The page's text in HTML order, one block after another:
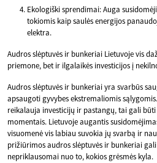
Ekologiški sprendimai: Auga
tokiomis kaip saulės energijos
elektra.
Audros slėptuvės ir bunkeriai Lietuvoje vis
priemone, bet ir ilgalaikės investicijos į
Audros slėptuvės ir bunkeriai yra svarbūs
apsaugoti gyvybes ekstremaliomis
reikalauja investicijų ir pastangų, tai gali
momentais. Lietuvoje augantis
visuomenė vis labiau suvokia jų svarbą ir
prižiūrimos audros slėptuvės ir bunkeriai
nepriklausomai nuo to, kokios grėsmės kyla.